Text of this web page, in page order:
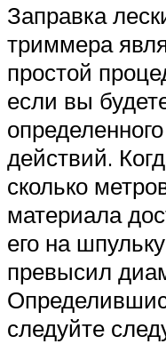
Заправка
триммера
простой
если вы
действий.
сколько
материала
его на
превысил
следуйте